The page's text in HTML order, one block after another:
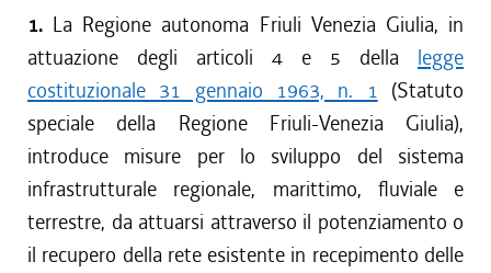
1. La Regione autonoma Friuli Venezia Giulia, in
attuazione degli articoli 4 e 5 della legge
costituzionale 31 gennaio 1963, n. 1 (Statuto
speciale della Regione Friuli-Venezia Giulia),
introduce misure per lo sviluppo del sistema
infrastrutturale regionale, marittimo, fluviale e
terrestre, da attuarsi attraverso il potenziamento o
il recupero della rete esistente in recepimento delle